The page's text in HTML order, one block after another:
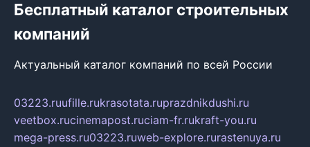
Бесплатный каталог строительных
компаний
Актуальный каталог компаний по всей России
03223.ruufille.rukrasotata.ruprazdnikdushi.ru
veetbox.rucinemapost.ruciam-fr.rukraft-you.ru
mega-press.ru03223.ruweb-explore.rurastenuya.ru